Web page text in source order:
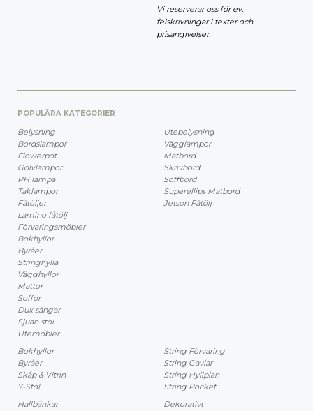
Vi reserverar oss för ev.
felskrivningar i texter och
prisangivelser.
POPULÄRA KATEGORIER
Belysning
Bordslampor
Flowerpot
Golvlampor
PH lampa
Taklampor
Fåtöljer
Lamino fåtölj
Förvaringsmöbler
Bokhyllor
Byråer
Stringhylla
Vägghyllor
Mattor
Soffor
Dux sängar
Sjuan stol
Utemöbler
Utebelysning
Vägglampor
Matbord
Skrivbord
Soffbord
Superellips Matbord
Jetson Fåtölj
Bokhyllor
Byråer
Skåp & Vitrin
Y-Stol
String Förvaring
String Gavlar
String Hyllplan
String Pocket
Hallbänkar
Dekorativt